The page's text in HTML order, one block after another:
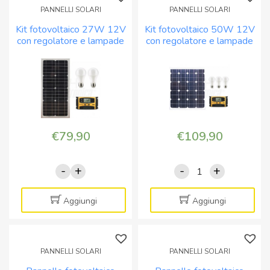
PANNELLI SOLARI
Kit fotovoltaico 27W 12V
con regolatore e lampade
€79,90
-
Kit
fotovoltaico
27W
12V
e
+
Aggiungi
PANNELLI SOLARI
Kit fotovoltaico 50W 12V
con regolatore e lampade
€109,90
-
Kit
fotovoltaico
50W
12V
e
+
Aggiungi
PANNELLI SOLARI PANNELLI SOLARI